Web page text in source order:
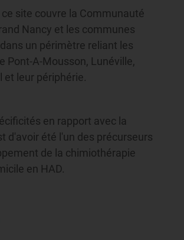
ce site couvre la Communauté
Nancy et les communes
un périmètre reliant les
Pont-A-Mousson, Lunéville,
et leur périphérie.
en rapport avec la
d'avoir été l'un des précurseurs
de la chimiothérapie
en HAD.